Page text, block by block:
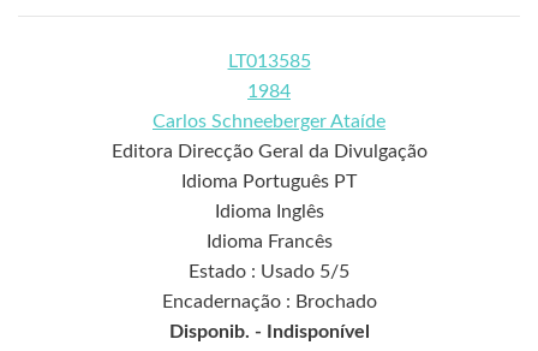
LT013585
1984
Carlos Schneeberger Ataíde
Editora Direcção Geral da Divulgação
Idioma Português PT
Idioma Inglês
Idioma Francês
Estado : Usado 5/5
Encadernação : Brochado
Disponib. -
Indisponível